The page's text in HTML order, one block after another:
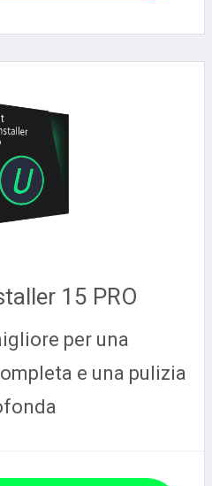
15 PRO
per una
e una pulizia